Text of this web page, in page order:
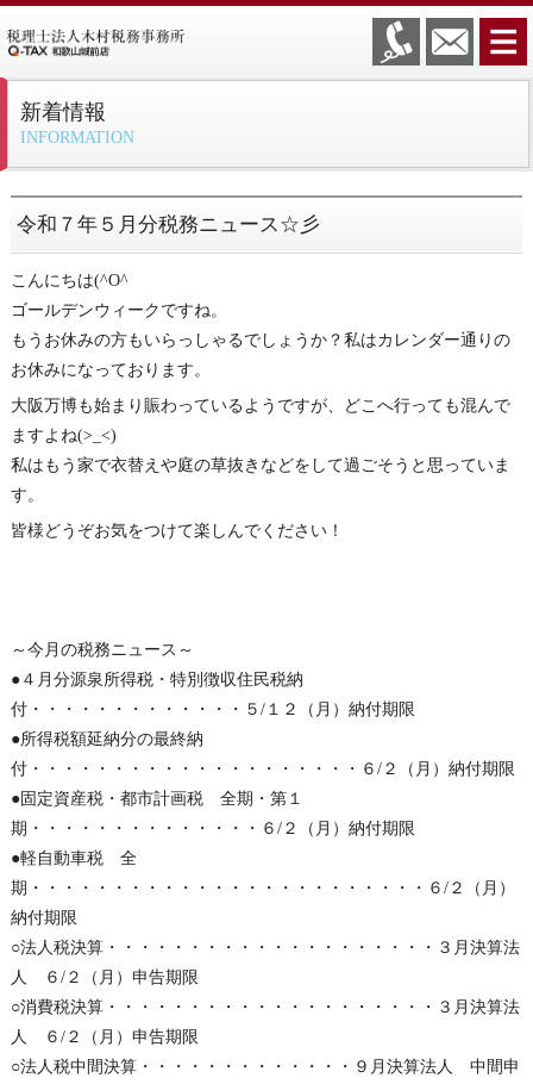
新着情報
INFORMATION
令和７年５月分税務ニュース☆彡
こんにちは(^O^ゞ
ゴールデンウィークですね。
もうお休みの方もいらっしゃるでしょうか？私はカレンダー通りの
お休みになっております。
大阪万博も始まり賑わっているようですが、どこへ行っても混んで
ますよね(>_<)
私はもう家で衣替えや庭の草抜きなどをして過ごそうと思っていま
す。
皆様どうぞお気をつけて楽しんでください！
～今月の税務ニュース～
●４月分源泉所得税・特別徴収住民税納
付・・・・・・・・・・・・・５/１２（月）納付期限
●所得税額延納分の最終納
付・・・・・・・・・・・・・・・・・・・・６/２（月）納付期限
●固定資産税・都市計画税 全期・第１
期・・・・・・・・・・・・・・６/２（月）納付期限
●軽自動車税 全
期・・・・・・・・・・・・・・・・・・・・・・・・６/２（月）
納付期限
○法人税決算・・・・・・・・・・・・・・・・・・・・３月決算法
人 ６/２（月）申告期限
○消費税決算・・・・・・・・・・・・・・・・・・・・３月決算法
人 ６/２（月）申告期限
○法人税中間決算・・・・・・・・・・・・・９月決算法人 中間申